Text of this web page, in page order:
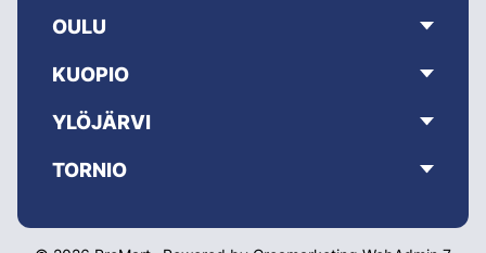
OULU
KUOPIO
YLÖJÄRVI
TORNIO